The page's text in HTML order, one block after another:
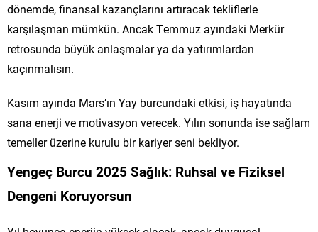
dönemde, finansal kazançlarını artıracak tekliflerle
karşılaşman mümkün. Ancak Temmuz ayındaki Merkür
retrosunda büyük anlaşmalar ya da yatırımlardan
kaçınmalısın.
Kasım ayında Mars’ın Yay burcundaki etkisi, iş hayatında
sana enerji ve motivasyon verecek. Yılın sonunda ise sağlam
temeller üzerine kurulu bir kariyer seni bekliyor.
Yengeç Burcu 2025 Sağlık: Ruhsal ve Fiziksel
Dengeni Koruyorsun